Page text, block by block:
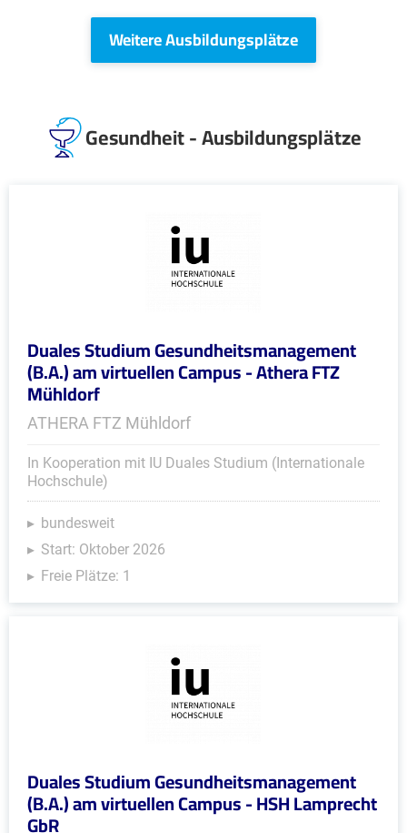
Weitere Ausbildungsplätze
Gesundheit - Ausbildungsplätze
Duales Studium Gesundheitsmanagement
(B.A.) am virtuellen Campus - Athera FTZ
Mühldorf
ATHERA FTZ Mühldorf
In Kooperation mit IU Duales Studium (Internationale
Hochschule)
bundesweit
Start: Oktober 2026
Freie Plätze: 1
Duales Studium Gesundheitsmanagement
(B.A.) am virtuellen Campus - HSH Lamprecht
GbR